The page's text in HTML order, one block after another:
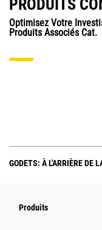
PRODUITS
Optimisez Votre
Produits Associés Cat.
GODETS: À L'ARRIÈRE DE
Produits